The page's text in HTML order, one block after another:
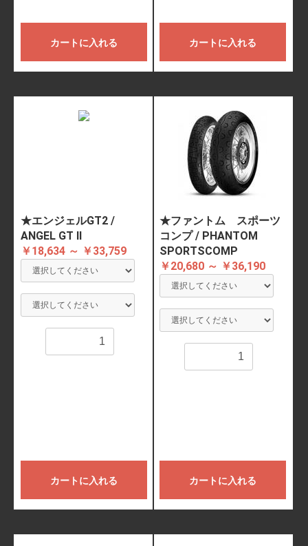
カートに入れる カートに入れる
★エンジェルGT2 /
ANGEL GT II
￥18,634 ～ ￥33,759
カートに入れる
★ファントム スポーツ
コンプ / PHANTOM
SPORTSCOMP
￥20,680 ～ ￥36,190
カートに入れる